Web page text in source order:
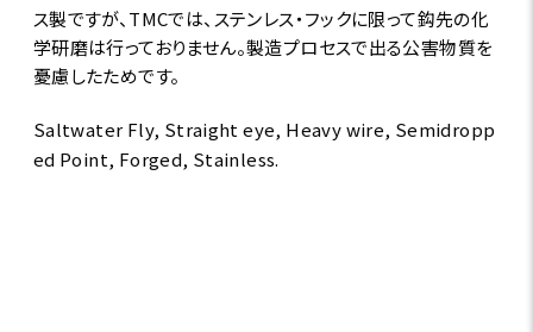
ス製ですが、TMCでは、ステンレス・フックに限って鈎先の化
学研磨は行っておりません。製造プロセスで出る公害物質を
憂慮したためです。
Saltwater Fly, Straight eye, Heavy wire, Semidropp
ed Point, Forged, Stainless.